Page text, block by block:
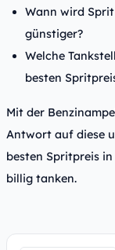
Wann wird
günstiger?
Welche
besten
Mit der
Antwort auf diese
besten Spritpreis
billig tanken.